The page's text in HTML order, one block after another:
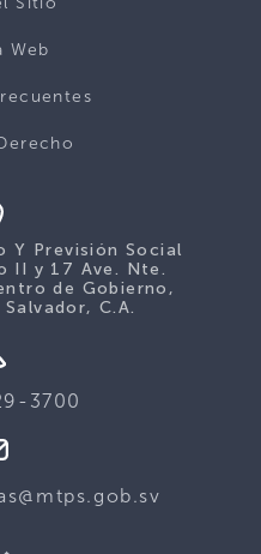
Web
Y Previsión Social
II y 17 Ave. Nte.
de Gobierno,
C.A.
3700